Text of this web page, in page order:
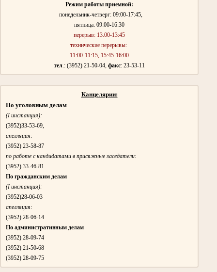
Режим работы приемной:
понедельник-четверг: 09:00-17:45,
пятница: 09:00-16:30
перерыв: 13.00-13:45
технические перерывы:
11:00-11:15, 15:45-16:00
тел .: (3952) 21-50-04, факс: 23-53-11
Канцелярии:
По уголовным делам
(I инстанция):
(3952)33-53-69,
апелляция:
(3952) 23-58-87
по работе с кандидатами в присяжные заседатели:
(3952) 33-46-81
По гражданским делам
(I инстанция):
(3952)28-06-03
апелляция:
(3952) 28-06-14
По административным делам
(3952) 28-09-74
(3952) 21-50-68
(3952) 28-09-75